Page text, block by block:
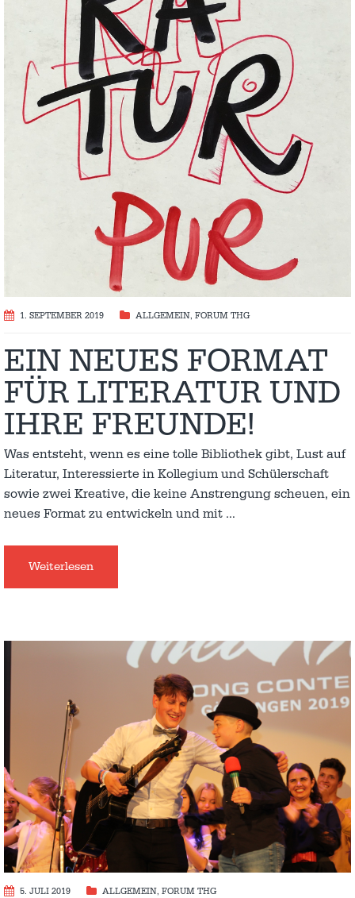
1. SEPTEMBER 2019 ALLGEMEIN, FORUM THG
EIN NEUES FORMAT
FÜR LITERATUR UND
IHRE FREUNDE!
Was entsteht, wenn es eine tolle Bibliothek gibt, Lust auf
Literatur, Interessierte in Kollegium und Schülerschaft
sowie zwei Kreative, die keine Anstrengung scheuen, ein
neues Format zu entwickeln und mit …
Weiterlesen
5. JULI 2019 ALLGEMEIN, FORUM THG